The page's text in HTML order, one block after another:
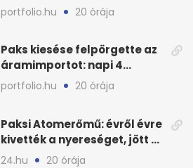
KSH új adata szerint
portfolio.hu 20 órája
Paks kiesése felpörgette az
áramimportot: napi 4
milliárd forintos számla
portfolio.hu 20 órája
Paksi Atomerőmű: évről évre
kivették a nyereséget, jött a
baj
24.hu 20 órája